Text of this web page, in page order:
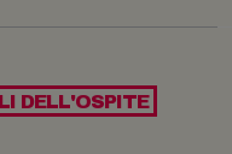
DELL'OSPITE